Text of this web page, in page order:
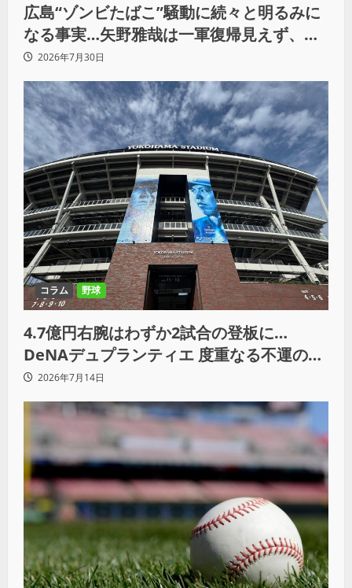
広島“ゾンビたばこ”騒動に続々と明るみに
なる事実…矢野雅哉は一軍復帰見えず、小
園海斗らも写った写真の波紋
2026年7月30日
コラム 野球
4.7億円右腕はわずか2試合の登板に…
DeNAデュプランティエ 度重なる不運の末
に退団
2026年7月14日